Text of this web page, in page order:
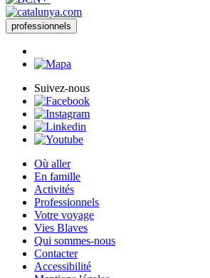
professionnels
Suivez-nous
Où aller
En famille
Activités
Professionnels
Votre voyage
Vies Blaves
Qui sommes-nous
Contacter
Accessibilité